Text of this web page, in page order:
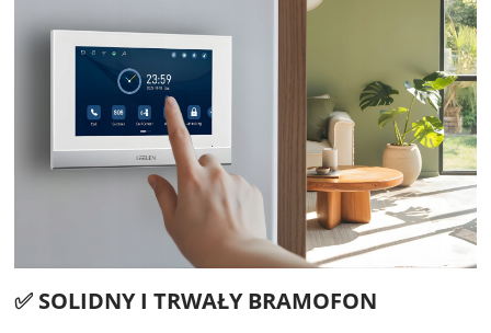
✅ SOLIDNY I TRWAŁY BRAMOFON